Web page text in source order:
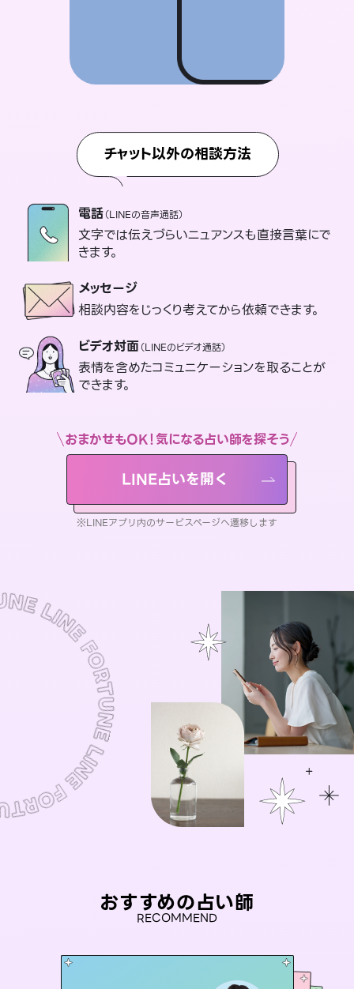
チャット以外の相談方法
電話（LINEの音声通話）
文字では伝えづらいニュアンスも直接言葉にで
きます。
メッセージ
相談内容をじっくり考えてから依頼できます。
ビデオ対面（LINEのビデオ通話）
表情を含めたコミュニケーションを取ることが
できます。
おまかせもOK！気になる占い師を探そう
LINE占いを開く
※LINEアプリ内のサービスページへ遷移します
おすすめの占い師
RECOMMEND